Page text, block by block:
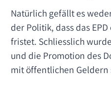
Natürlich gefällt es
der Politik, dass das
fristet. Schliesslich
und die Promotion des
mit öffentlichen